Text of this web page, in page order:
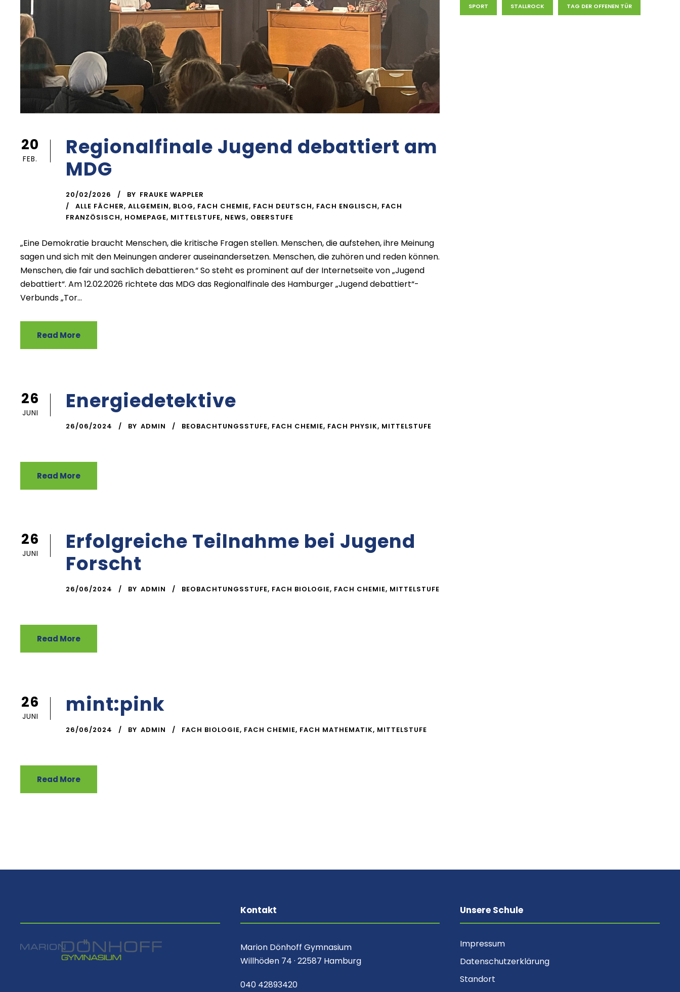
20
FEB.
Regionalfinale Jugend debattiert am
MDG
20/02/2026 BY FRAUKE WAPPLER
ALLE FÄCHER, ALLGEMEIN, BLOG, FACH CHEMIE, FACH DEUTSCH, FACH ENGLISCH, FACH
FRANZÖSISCH, HOMEPAGE, MITTELSTUFE, NEWS, OBERSTUFE
„Eine Demokratie braucht Menschen, die kritische Fragen stellen. Menschen, die aufstehen, ihre Meinung
sagen und sich mit den Meinungen anderer auseinandersetzen. Menschen, die zuhören und reden können.
Menschen, die fair und sachlich debattieren.“ So steht es prominent auf der Internetseite von „Jugend
debattiert“. Am 12.02.2026 richtete das MDG das Regionalfinale des Hamburger „Jugend debattiert“-
Verbunds „Tor...
Read More
26
JUNI Energiedetektive
26/06/2024 BY ADMIN BEOBACHTUNGSSTUFE, FACH CHEMIE, FACH PHYSIK, MITTELSTUFE
Read More
26
JUNI
Erfolgreiche Teilnahme bei Jugend
Forscht
26/06/2024 BY ADMIN BEOBACHTUNGSSTUFE, FACH BIOLOGIE, FACH CHEMIE, MITTELSTUFE
Read More
26
JUNI mint:pink
26/06/2024 BY ADMIN FACH BIOLOGIE, FACH CHEMIE, FACH MATHEMATIK, MITTELSTUFE
Read More
SPORT STALLROCK TAG DER OFFENEN TÜR
Kontakt
Marion Dönhoff Gymnasium
Willhöden 74 · 22587 Hamburg
040 42893420
Unsere Schule
Impressum
Datenschutzerklärung
Standort